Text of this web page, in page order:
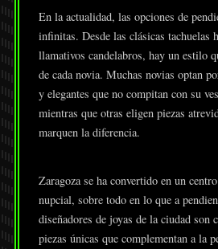
En la actualidad, las opciones de
infinitas. Desde las clásicas tachuelas
llamativos candelabros, hay un estilo
de cada novia. Muchas novias optan
y elegantes que no compitan con su
mientras que otras eligen piezas
marquen la diferencia.
Zaragoza se ha convertido en un
nupcial, sobre todo en lo que a
diseñadores de joyas de la ciudad son
piezas únicas que complementan a la